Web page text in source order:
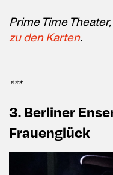
Prime Time
zu den Karten.
***
3. Berliner
Frauenglück